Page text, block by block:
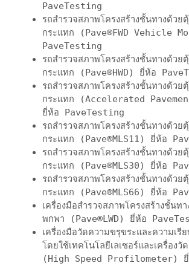
PaveTesting
รถสำรวจสภาพโครงสร้างชั้นทางด้วย
กระแทก (Pave®FWD Vehicle
PaveTesting
รถสำรวจสภาพโครงสร้างชั้นทางด้วย
กระแทก (Pave®HWD) ยี่ห้อ
รถสำรวจสภาพโครงสร้างชั้นทางด้วย
กระแทก (Accelerated
ยี่ห้อ PaveTesting
รถสำรวจสภาพโครงสร้างชั้นทางด้วย
กระแทก (Pave®MLS11) ยี่ห้อ
รถสำรวจสภาพโครงสร้างชั้นทางด้วย
กระแทก (Pave®MLS30) ยี่ห้อ
รถสำรวจสภาพโครงสร้างชั้นทางด้วย
กระแทก (Pave®MLS66) ยี่ห้อ
เครื่องมือสำรวจสภาพโครงสร้างชั้นท
พกพา (Pave®LWD) ยี่ห้อ
เครื่องมือวัดความขรุขระและความเรี
โดยใช้เทคโนโลยีเลเซอร์และเครื่องวัด
(High Speed Profilometer) ยี่